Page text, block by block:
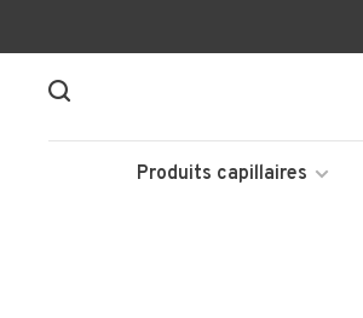
Produits capillaires